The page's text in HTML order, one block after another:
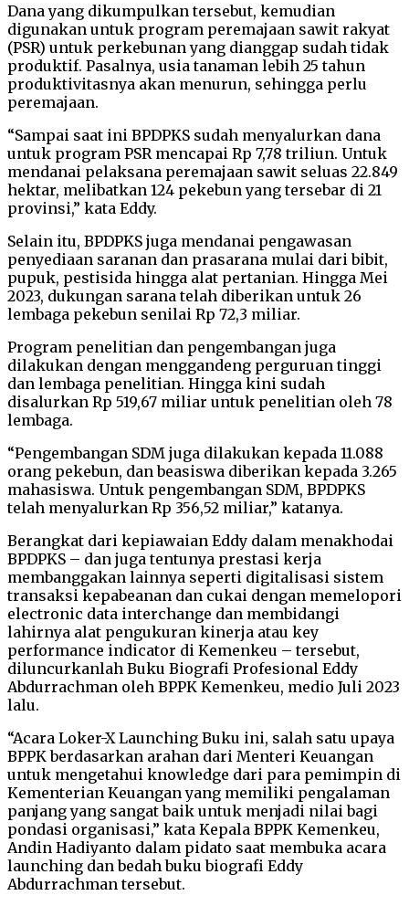
Dana yang dikumpulkan tersebut, kemudian
digunakan untuk program peremajaan sawit rakyat
(PSR) untuk perkebunan yang dianggap sudah tidak
produktif. Pasalnya, usia tanaman lebih 25 tahun
produktivitasnya akan menurun, sehingga perlu
peremajaan.
“Sampai saat ini BPDPKS sudah menyalurkan dana
untuk program PSR mencapai Rp 7,78 triliun. Untuk
mendanai pelaksana peremajaan sawit seluas 22.849
hektar, melibatkan 124 pekebun yang tersebar di 21
provinsi,” kata Eddy.
Selain itu, BPDPKS juga mendanai pengawasan
penyediaan saranan dan prasarana mulai dari bibit,
pupuk, pestisida hingga alat pertanian. Hingga Mei
2023, dukungan sarana telah diberikan untuk 26
lembaga pekebun senilai Rp 72,3 miliar.
Program penelitian dan pengembangan juga
dilakukan dengan menggandeng perguruan tinggi
dan lembaga penelitian. Hingga kini sudah
disalurkan Rp 519,67 miliar untuk penelitian oleh 78
lembaga.
“Pengembangan SDM juga dilakukan kepada 11.088
orang pekebun, dan beasiswa diberikan kepada 3.265
mahasiswa. Untuk pengembangan SDM, BPDPKS
telah menyalurkan Rp 356,52 miliar,” katanya.
Berangkat dari kepiawaian Eddy dalam menakhodai
BPDPKS – dan juga tentunya prestasi kerja
membanggakan lainnya seperti digitalisasi sistem
transaksi kepabeanan dan cukai dengan memelopori
electronic data interchange dan membidangi
lahirnya alat pengukuran kinerja atau key
performance indicator di Kemenkeu – tersebut,
diluncurkanlah Buku Biografi Profesional Eddy
Abdurrachman oleh BPPK Kemenkeu, medio Juli 2023
lalu.
“Acara Loker-X Launching Buku ini, salah satu upaya
BPPK berdasarkan arahan dari Menteri Keuangan
untuk mengetahui knowledge dari para pemimpin di
Kementerian Keuangan yang memiliki pengalaman
panjang yang sangat baik untuk menjadi nilai bagi
pondasi organisasi,” kata Kepala BPPK Kemenkeu,
Andin Hadiyanto dalam pidato saat membuka acara
launching dan bedah buku biografi Eddy
Abdurrachman tersebut.